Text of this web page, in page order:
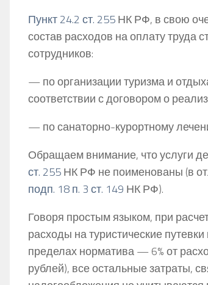
Пункт 24.2 ст. 255НК РФ, в свою
состав расходов на оплату труда
сотрудников:
— по организации туризма и
соответствии с договором о
— по санаторно-курортному
Обращаем внимание, что услуги
ст. 255НК РФ не поименованы (в
подп. 18 п. 3 ст. 149 НК РФ).
Говоря простым языком, при
расходы на туристические
пределах норматива — 6% от
рублей), все остальные затраты,